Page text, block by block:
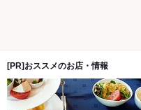
[PR]おススメのお店・情報